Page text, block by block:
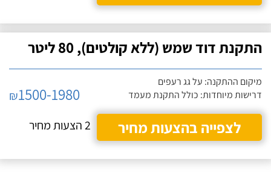
התקנת דוד שמש (ללא קולטים), 80 ליטר
מיקום ההתקנה: על גג רעפים
דרישות מיוחדות: כולל התקנת מעמד
₪1500-1980
לצפייה בהצעות מחיר
2 הצעות מחיר